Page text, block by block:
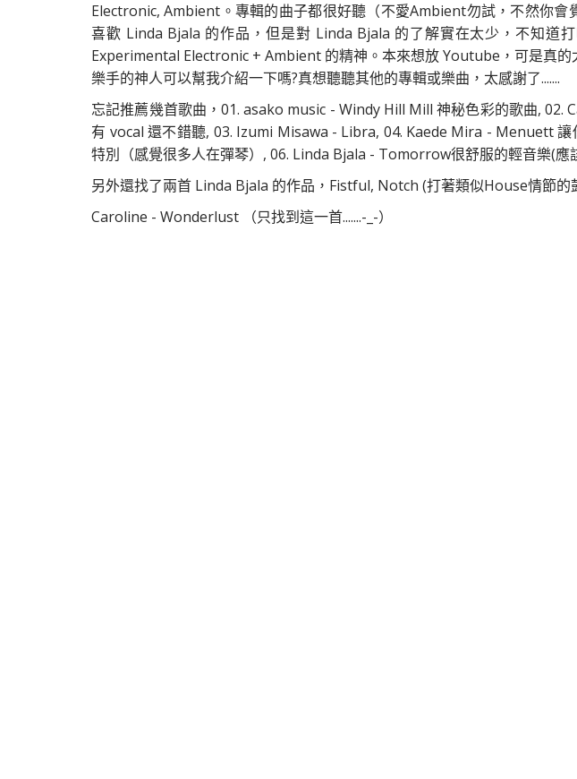
Electronic, Ambient。專輯的曲子都很好聽（不愛Ambient勿試，不然你會
喜歡 Linda Bjala 的作品，但是對 Linda Bjala 的了解實在太少，不知道打
Experimental Electronic + Ambient 的精神。本來想放 Youtube，可是真的
樂手的神人可以幫我介紹一下嗎?真想聽聽其他的專輯或樂曲，太感謝了.......
忘記推薦幾首歌曲，01. asako music - Windy Hill Mill 神秘色彩的歌曲, 02.
有 vocal 還不錯聽, 03. Izumi Misawa - Libra, 04. Kaede Mira - Menuett
特別（感覺很多人在彈琴）, 06. Linda Bjala - Tomorrow很舒服的輕音樂(應
另外還找了兩首 Linda Bjala 的作品，Fistful, Notch (打著類似House情節的
Caroline - Wonderlust （只找到這一首.......-_-）